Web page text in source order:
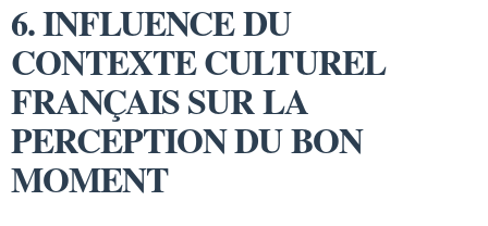
6. INFLUENCE DU
CONTEXTE CULTUREL
FRANÇAIS SUR LA
PERCEPTION DU BON
MOMENT